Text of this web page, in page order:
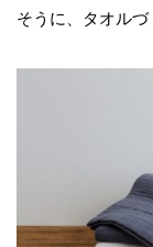
そうに、タオルづ